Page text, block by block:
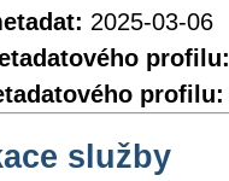
2025-03-06
profilu:
profilu:
služby